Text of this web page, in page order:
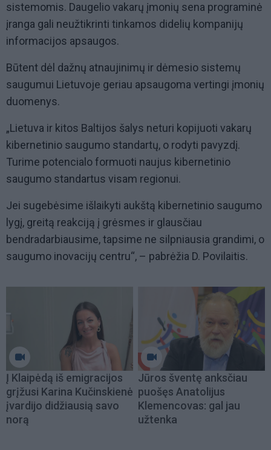
sistemomis. Daugelio vakarų įmonių sena programinė
įranga gali neužtikrinti tinkamos didelių kompanijų
informacijos apsaugos.
Būtent dėl dažnų atnaujinimų ir dėmesio sistemų
saugumui Lietuvoje geriau apsaugoma vertingi įmonių
duomenys.
„Lietuva ir kitos Baltijos šalys neturi kopijuoti vakarų
kibernetinio saugumo standartų, o rodyti pavyzdį.
Turime potencialo formuoti naujus kibernetinio
saugumo standartus visam regionui.
Jei sugebėsime išlaikyti aukštą kibernetinio saugumo
lygį, greitą reakciją į grėsmes ir glausčiau
bendradarbiausime, tapsime ne silpniausia grandimi, o
saugumo inovacijų centru“, – pabrėžia D. Povilaitis.
Į Klaipėdą iš emigracijos
grįžusi Karina Kučinskienė
įvardijo didžiausią savo
norą
Jūros šventę anksčiau
puošęs Anatolijus
Klemencovas: gal jau
užtenka